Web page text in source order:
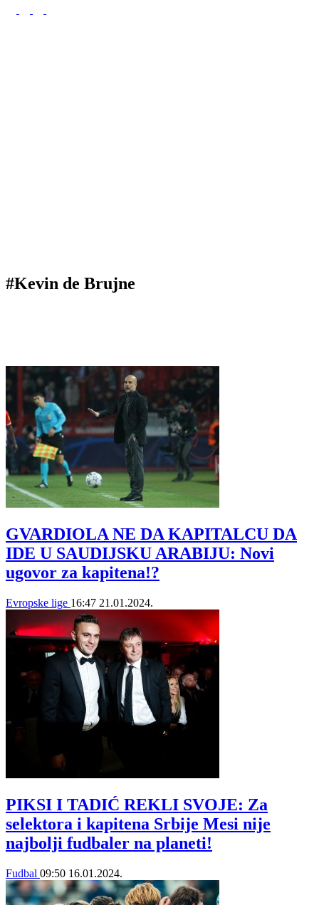
#Kevin de Brujne
GVARDIOLA NE DA KAPITALCU DA
IDE U SAUDIJSKU ARABIJU: Novi
ugovor za kapitena!?
Evropske lige 16:47 21.01.2024.
PIKSI I TADIĆ REKLI SVOJE: Za
selektora i kapitena Srbije Mesi nije
najbolji fudbaler na planeti!
Fudbal 09:50 16.01.2024.